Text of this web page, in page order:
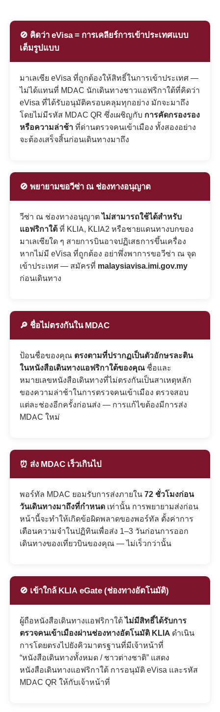
🚫 คิดว่า eVisa = การเคลียร์การเข้าประเทศแบบ
เต็มรูปแบบ
มาเลเซีย eVisa ที่ถูกต้องให้สิทธิ์ในการเข้าประเทศ —
ไม่ได้แทนที่ MDAC นักเดินทางชาวแอฟริกาใต้ที่คิดว่า
eVisa ที่ได้รับอนุมัติครอบคลุมทุกอย่าง มักจะมาถึง
โดยไม่มีรหัส MDAC QR ซึ่งเผชิญกับ การคัดกรองรอง
หรือความล่าช้าที่ด่านตรวจคนเข้าเมือง ทั้งสองอย่าง
จะต้องเสร็จสิ้นก่อนเดินทางมาถึง
🚫 พยายามขอวีซ่า ณ ช่องทางอนุญาต
วีซ่า ณ ช่องทางอนุญาตไม่สามารถใช้ได้สำหรับ
แอฟริกาใต้ที่ KLIA, KLIA2 หรือชายแดนทางบกของ
มาเลเซียใด ๆ สายการบินอาจปฏิเสธการขึ้นเครื่อง
หากไม่มี eVisa ที่ถูกต้อง อย่าพึ่งพาการขอวีซ่า ณ จุด
เข้าประเทศ — สมัครที่ malaysiavisa.imi.gov.my
ก่อนเดินทาง
🔎 ชื่อไม่ตรงกันใน MDAC
ป้อนชื่อของคุณ ตรงตามที่ปรากฏเป็นตัวอักษรละติน
ในหนังสือเดินทางแอฟริกาใต้ของคุณ ชื่อและ
หมายเลขหนังสือเดินทางที่ไม่ตรงกันเป็นสาเหตุหลัก
ของความล่าช้าในการตรวจคนเข้าเมือง ตรวจสอบ
แต่ละช่องอีกครั้งก่อนส่ง — การแก้ไขต้องมีการส่ง
MDAC ใหม่
⏰ ส่ง MDAC เร็วเกินไป
พอร์ทัล MDAC ยอมรับการส่งภายใน72 ชั่วโมงก่อน
วันเดินทางมาถึงที่กำหนด เท่านั้น การพยายามส่งก่อน
หน้านี้จะทำให้เกิดข้อผิดพลาดของพอร์ทัล ตั้งค่าการ
เตือนความจำในปฏิทินเพื่อส่ง 1–3 วันก่อนการออก
เดินทางของเที่ยวบินของคุณ — ไม่เร็วกว่านั้น
🚫 เข้าใกล้ KLIA eGate (ช่องทางอัตโนมัติ)
ผู้ถือหนังสือเดินทางแอฟริกาใต้ไม่มีสิทธิ์ได้รับการ
ตรวจคนเข้าเมืองผ่านช่องทางอัตโนมัติ KLIA ดำเนิน
การโดยตรงไปยังคิวมาตรฐานที่มีเจ้าหน้าที่
“หนังสือเดินทางทั้งหมด / ชาวต่างชาติ” แสดง
หนังสือเดินทางแอฟริกาใต้ การอนุมัติ eVisa และรหัส
MDAC QR ให้กับเจ้าหน้าที่